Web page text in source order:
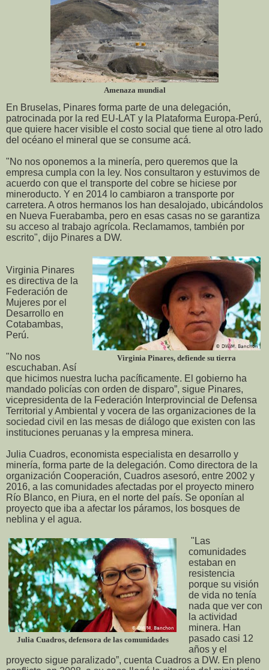
Amenaza mundial
En Bruselas, Pinares forma parte de una delegación,
patrocinada por la red EU-LAT y la Plataforma Europa-Perú,
que quiere hacer visible el costo social que tiene al otro lado
del océano el mineral que se consume acá.
"No nos oponemos a la minería, pero queremos que la
empresa cumpla con la ley. Nos consultaron y estuvimos de
acuerdo con que el transporte del cobre se hiciese por
mineroducto. Y en 2014 lo cambiaron a transporte por
carretera. A otros hermanos los han desalojado, ubicándolos
en Nueva Fuerabamba, pero en esas casas no se garantiza
su acceso al trabajo agrícola. Reclamamos, también por
escrito", dijo Pinares a DW.
Virginia Pinares, defiende su tierra
Virginia Pinares
es directiva de la
Federación de
Mujeres por el
Desarrollo en
Cotabambas,
Perú.
"No nos
escuchaban. Así
que hicimos nuestra lucha pacíficamente. El gobierno ha
mandado policías con orden de disparo”, sigue Pinares,
vicepresidenta de la Federación Interprovincial de Defensa
Territorial y Ambiental y vocera de las organizaciones de la
sociedad civil en las mesas de diálogo que existen con las
instituciones peruanas y la empresa minera.
Julia Cuadros, economista especialista en desarrollo y
minería, forma parte de la delegación. Como directora de la
organización Cooperación, Cuadros asesoró, entre 2002 y
2016, a las comunidades afectadas por el proyecto minero
Río Blanco, en Piura, en el norte del país. Se oponían al
proyecto que iba a afectar los páramos, los bosques de
neblina y el agua.
Julia Cuadros, defensora de las comunidades
"Las
comunidades
estaban en
resistencia
porque su visión
de vida no tenía
nada que ver con
la actividad
minera. Han
pasado casi 12
años y el
proyecto sigue paralizado”, cuenta Cuadros a DW. En pleno